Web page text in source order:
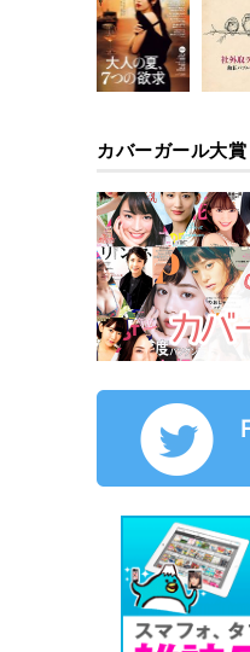
カバーガール大賞